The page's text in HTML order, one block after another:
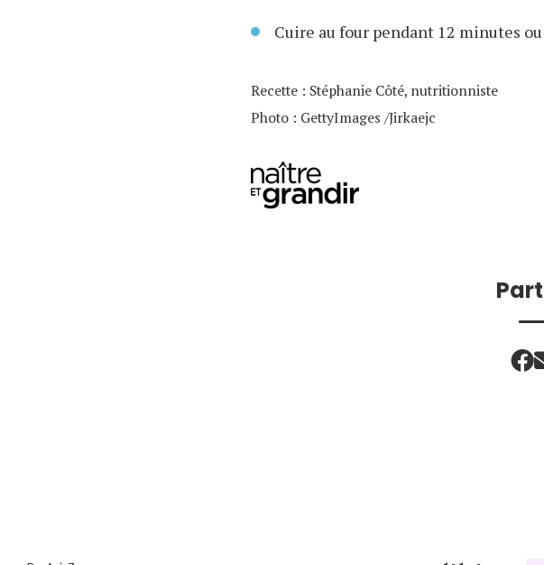
Cuire au four pendant 12 minutes
Recette : Stéphanie Côté, nutritionniste
Photo : GettyImages /Jirkaejc